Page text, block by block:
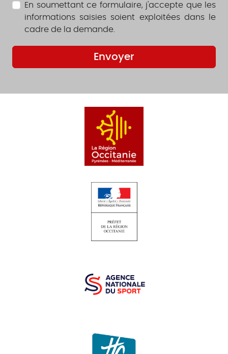
En soumettant ce formulaire, j'accepte que les
informations saisies soient exploitées dans le
cadre de la demande.